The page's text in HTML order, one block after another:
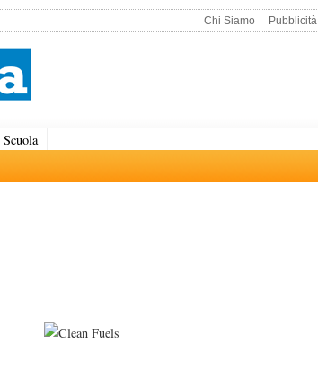
Chi Siamo Pubblicità
Scuola